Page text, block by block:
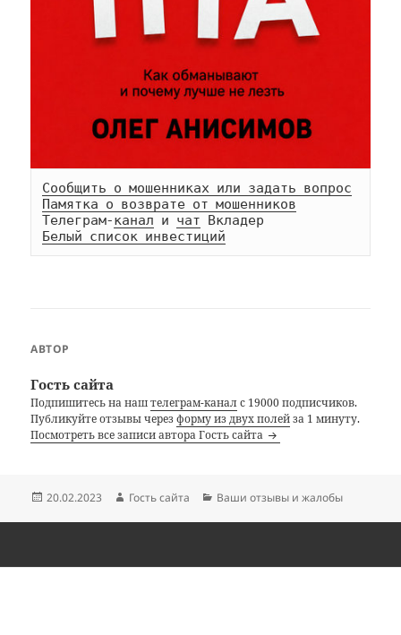
Сообщить о мошенниках или задать вопрос
Памятка о возврате от мошенников
Телеграм-канал и чат
Белый список инвестиций
АВТОР
Гость сайта
Подпишитесь на наштелеграм-каналс 19000 подписчиков.
Публикуйте отзывы черезформу из двух полейза 1 минуту.
Посмотреть все записи автора Гость сайта
Опубликовано
20.02.2023 Автор
Гость сайта Рубрики
Ваши отзывы и жалобы